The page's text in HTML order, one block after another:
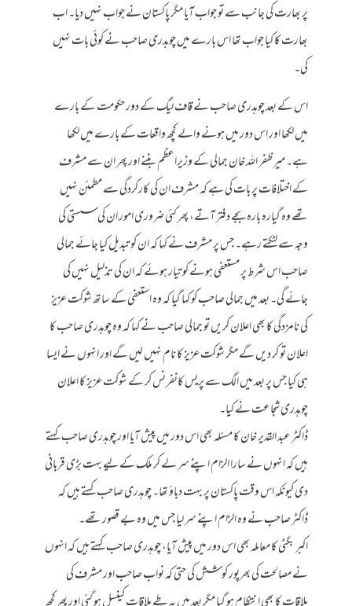
پر بھارت کی جانب سے تو جواب آیا مگر پاکستان نے جواب نہیں دیا۔ اب
بھارت کا کیا جواب تھا اس بارے میں چوہدری صاحب نے کوئی بات نہیں
کی۔
اس کے بعد چوہدری صاحب نے قاف لیگ کے دور حکومت کے بارے
میں لکھا اور اس دور میں ہونے والے کچھ واقعات کے بارے میں لکھا
ہے۔ میر ظفر اللہ خان جمالی کے وزیراعظم بننے اور پھر ان سے مشرف
کے اختلافات پر بات کی ہے کہ مشرف ان کی کارکردگی سے مطمئن نہیں
تھے وہ گیارہ بارہ بجے دفتر آتے، پھر کئی ضروری امور ان کی سستی کی
وجہ سے لٹکتے رہے۔ جس پر مشرف نے کہا کہ ان کو تبدیل کیا جائے جمالی
صاحب اس شرط پر مستعفی ہونے کو تیار ہوئے کہ ان کی تذلیل نہیں کی
جائے گی۔ بعد میں جمالی صاحب کو کہا گیا کہ وہ استعفیٰ کے ساتھ شوکت عزیز
کی نامزدگی کا بھی اعلان کریں تو جمالی صاحب نے کہا کہ وہ چوہدری صاحب کا
اعلان تو کر دیں گے مگر شوکت عزیز کا نام نہیں لیں گے اور انہوں نے ایسا
ہی کیا جس پر بعد میں الگ سے پریس کانفرنس کر کے شوکت عزیز کا اعلان
چوہدری شجاعت نے کیا۔
ڈاکٹر عبد القدیر خان کا مسئلہ بھی اس دور میں پیش آیا اور چوہدری صاحب کہتے
ہیں کہ انہوں نے سارا الزام اپنے سر لے کر ملک کے لیے بہت بڑی قربانی
دی کیونکہ اس وقت پاکستان پر بہت دباؤ تھا۔ چوہدری صاحب کہتے ہیں کہ
ڈاکٹر صاحب نے وہ الزام اپنے سر لیا جس میں وہ بے قصور تھے۔
اکبر بگٹی کا معاملہ بھی اس دور میں پیش آیا، چوہدری صاحب کہتے ہیں کہ انہوں
نے مصالحت کی بھرپور کوشش کی حتی کہ نواب صاحب اور مشرف کی